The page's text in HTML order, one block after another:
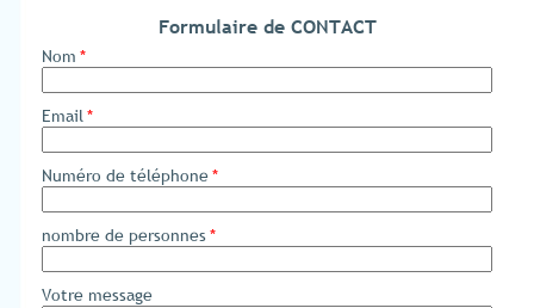
Formulaire de CONTACT
Nom *
Email*
Numéro de téléphone*
nombre de personnes *
Votre message